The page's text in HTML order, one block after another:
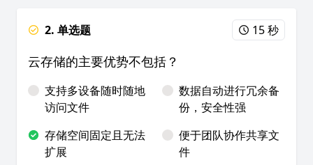
2. 单选题 15 秒
云存储的主要优势不包括？
支持多设备随时随地
访问文件
数据自动进行冗余备
份，安全性强
存储空间固定且无法
扩展
便于团队协作共享文
件